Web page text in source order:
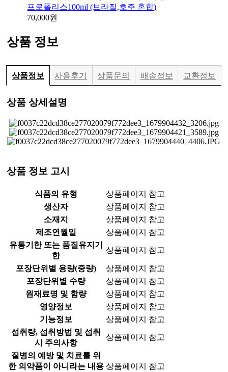
프로폴리스100ml (브라질,호주 혼합)
70,000원
상품 정보
상품정보 사용후기 상품문의 배송정보 교환정보
상품 상세설명
상품 정보 고시
식품의 유형
상품페이지 참고
생산자
상품페이지 참고
소재지
상품페이지 참고
제조연월일
상품페이지 참고
유통기한 또는 품질유지기
한
상품페이지 참고
포장단위별 용량(중량)
상품페이지 참고
포장단위별 수량
상품페이지 참고
원재료명 및 함량
상품페이지 참고
영양정보
상품페이지 참고
기능정보
상품페이지 참고
섭취량, 섭취방법 및 섭취
시 주의사항
상품페이지 참고
질병의 예방 및 치료를 위
한 의약품이 아니라는 내용 상품페이지 참고